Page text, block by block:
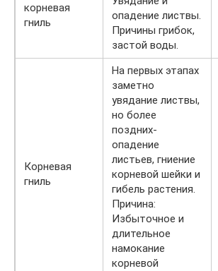
корневая
гниль
опадение листвы.
Причины грибок,
застой воды.
Корневая
гниль
На первых этапах
заметно
увядание листвы,
но более
поздних-
опадение
листьев, гниение
корневой шейки и
гибель растения.
Причина:
Избыточное и
длительное
намокание
корневой